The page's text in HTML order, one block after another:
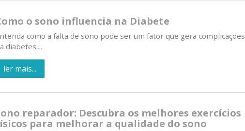
o sono influencia na Diabete
como a falta de sono pode ser um fator que gera complicações
diabetes....
ler mais...
reparador: Descubra os melhores exercícios
para melhorar a qualidade do sono